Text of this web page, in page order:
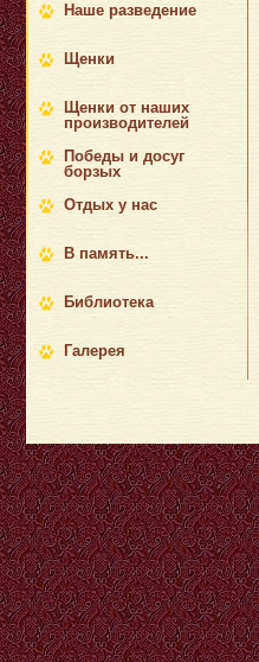
Наше разведение
Щенки
Щенки от наших
производителей
Победы и досуг
борзых
Отдых у нас
В память...
Библиотека
Галерея